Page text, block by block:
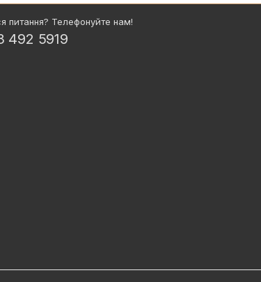
питання? Телефонуйте нам!
492 5919